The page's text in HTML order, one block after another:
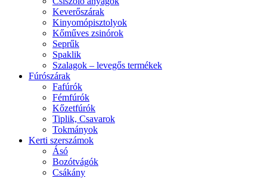
Keverőszárak
Kinyomópisztolyok
Kőműves zsinórok
Seprűk
Spaklik
Szalagok – levegős termékek
Fúrószárak
Fafúrók
Fémfúrók
Kőzetfúrók
Tiplik, Csavarok
Tokmányok
Kerti szerszámok
Ásó
Bozótvágók
Csákány